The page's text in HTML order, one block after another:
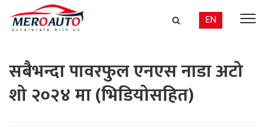
EN
सबैभन्दा पावरफुल एनएस नाडा अटो
शो २०२४ मा (भिडियोसहित)